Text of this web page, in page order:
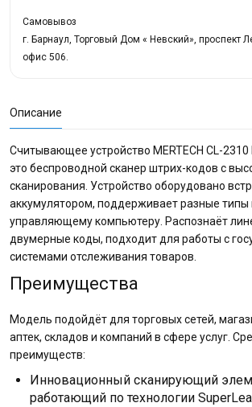
Самовывоз
г. Барнаул, Торговый Дом « Невский», проспект
офис 506.
Описание
Считывающее устройство MERTECH CL-2310
это беспроводной сканер штрих-кодов с
сканирования. Устройство оборудовано
аккумулятором, поддерживает разные
управляющему компьютеру. Распознаёт
двумерные коды, подходит для работы с
системами отслеживания товаров.
Преимущества
Модель подойдёт для торговых сетей,
аптек, складов и компаний в сфере услуг.
преимуществ:
Инновационный сканирующий
работающий по технологии